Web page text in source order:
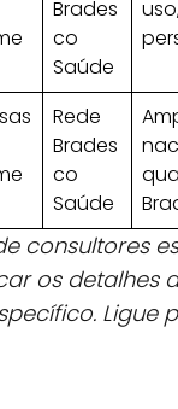
Brades
co
Saúde
Rede
Brades
co
Saúde
consultores
os detalhes
Ligue